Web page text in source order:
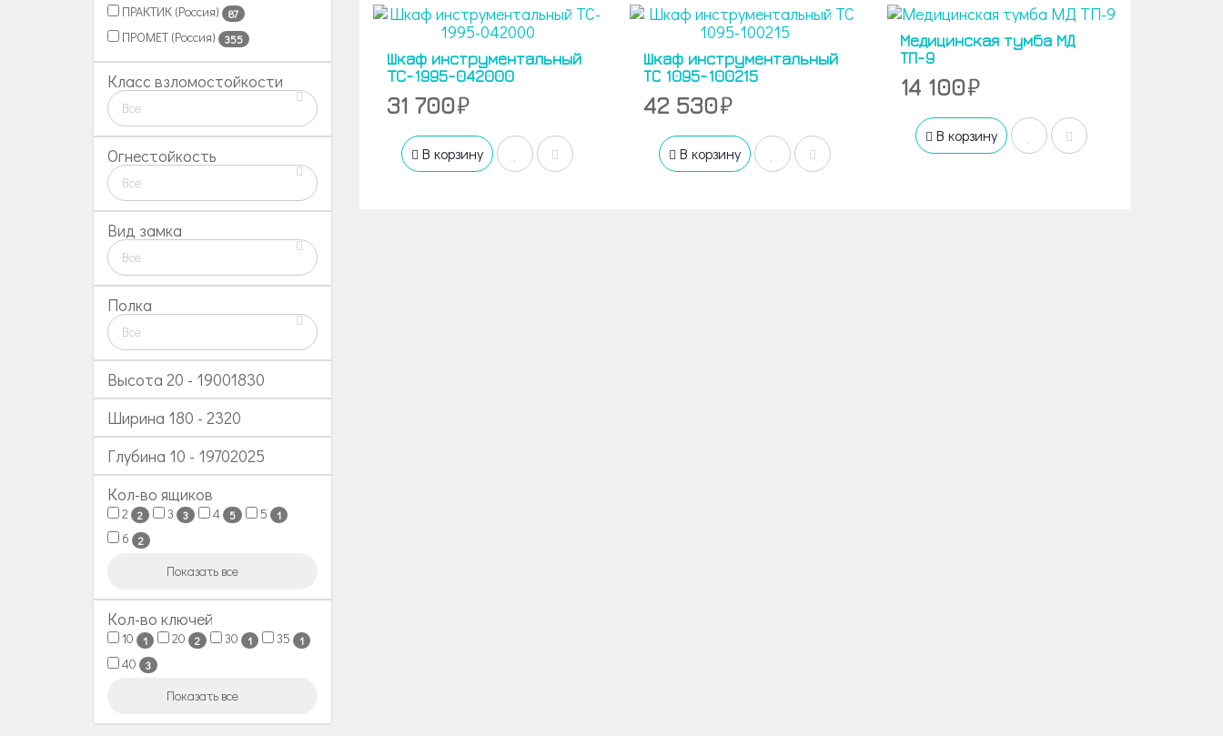
ПРАКТИК (Россия) 87
ПРОМЕТ (Россия) 355
Класс взломостойкости
Все
Огнестойкость
Все
Вид замка
Все
Полка
Все
Высота 20 - 19001830
Ширина 180 - 2320
Глубина 10 - 19702025
Кол-во ящиков
2 2 3 3 4 5 5 1
6 2
Показать все
Кол-во ключей
10 1 20 2 30 1 35 1
40 3
Показать все
Шкаф инструментальный
TC-1995-042000
31 700
В корзину
Шкаф инструментальный
ТС 1095-100215
42 530
В корзину
Медицинская тумба МД
ТП-9
14 100
В корзину